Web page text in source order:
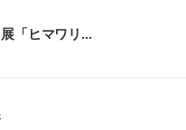
「ヒマワリ...